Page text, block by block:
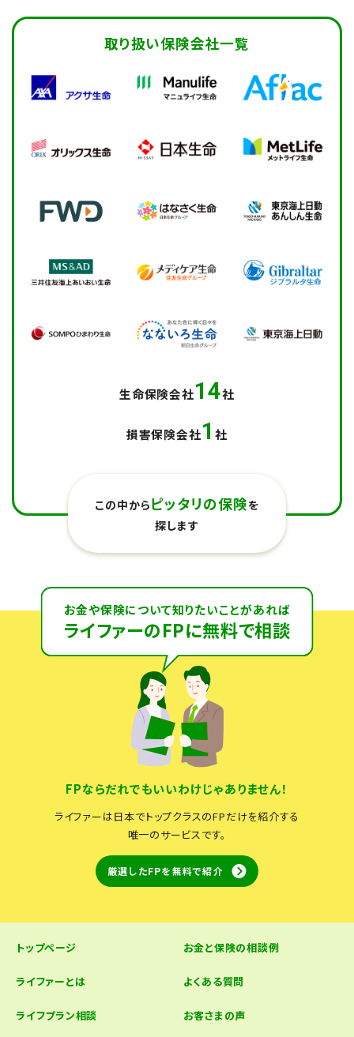
取り扱い保険会社一覧
生命保険会社14社
損害保険会社1社
この中からピッタリの保険を
探します
お金や保険について知りたいことがあれば
ライファーのFPに無料で相談
FPならだれでもいいわけじゃありません！
ライファーは日本でトップクラスのFPだけを紹介する
唯一のサービスです。
厳選したFPを無料で紹介
トップページ
ライファーとは
ライフプラン相談
お金と保険の相談例
よくある質問
お客さまの声